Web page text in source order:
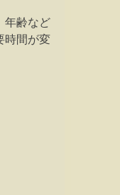
齢など
時間が変